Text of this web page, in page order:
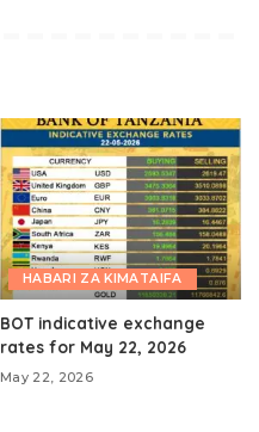
HABARI ZA KIMATAIFA
BOT indicative exchange
rates for May 22, 2026
May 22, 2026